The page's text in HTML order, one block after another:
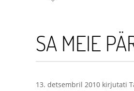
SA MEIE
13. detsembril 2010 kirjutati